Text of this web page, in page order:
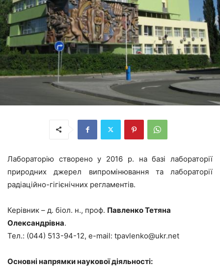
Лабораторію створено у 2016 р. на базі лабораторії
природних джерел випромінювання та лабораторії
радіаційно-гігієнічних регламентів.
Керівник – д. біол. н., проф. Павленко Тетяна
Олександрівна.
Тел.: (044) 513-94-12, e-mail: tpavlenko@ukr.net
Основні напрямки наукової діяльності: